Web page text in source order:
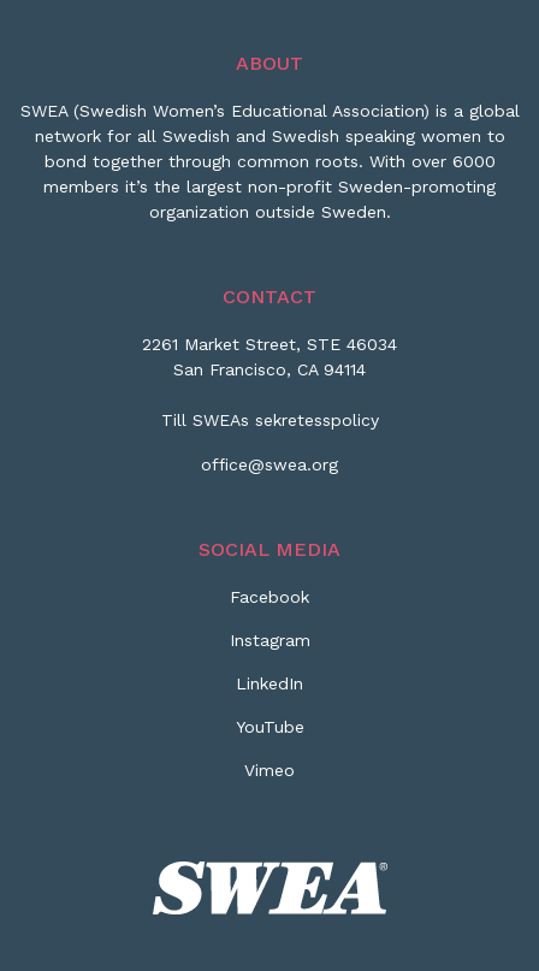
ABOUT
SWEA (Swedish Women’s Educational Association) is a global
network for all Swedish and Swedish speaking women to
bond together through common roots. With over 6000
members it’s the largest non-profit Sweden-promoting
organization outside Sweden.
CONTACT
2261 Market Street, STE 46034
San Francisco, CA 94114
Till SWEAs sekretesspolicy
office@swea.org
SOCIAL MEDIA
Facebook
Instagram
LinkedIn
YouTube
Vimeo